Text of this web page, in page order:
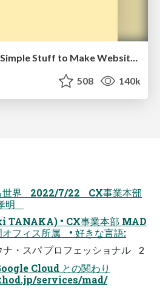
508 140k
世界 2022/7/22 CX事業本部
明
TANAKA) • CX事業本部 MAD
フィス所属 • 好きな言語:
・スパ プロフェッショナル 2
Cloud との関わり
services/mad/